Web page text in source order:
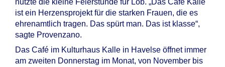
nutzte die kleine Feierstunde für Lob. „Das Café Kalle
ist ein Herzensprojekt für die starken Frauen, die es
ehrenamtlich tragen. Das spürt man. Das ist klasse“,
sagte Provenzano.
Das Café im Kulturhaus Kalle in Havelse öffnet immer
am zweiten Donnerstag im Monat, von November bis